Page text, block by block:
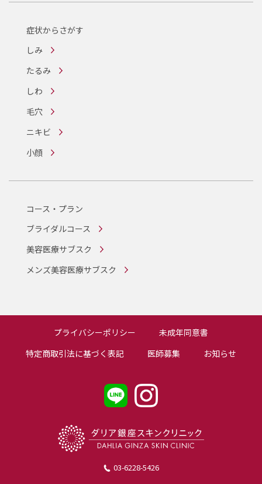
症状からさがす
しみ
たるみ
しわ
毛穴
ニキビ
小顔
コース・プラン
ブライダルコース
美容医療サブスク
メンズ美容医療サブスク
プライバシーポリシー
未成年同意書
特定商取引法に基づく表記
医師募集 お知らせ
03-6228-5426